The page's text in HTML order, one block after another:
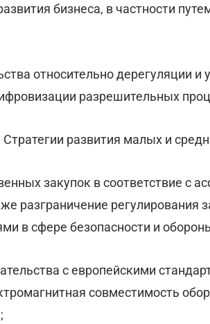
бизнеса, в частности
относительно дерегуляции
разрешительных
развития малых и
закупок в соответствие с
разграничение регулирования
в сфере безопасности и
с европейскими
совместимость